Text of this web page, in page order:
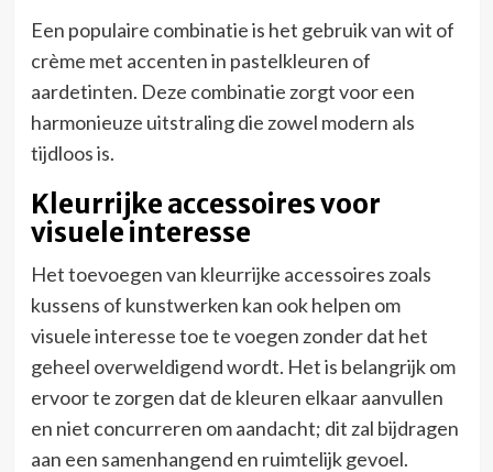
Een populaire combinatie is het gebruik van wit of
crème met accenten in pastelkleuren of
aardetinten. Deze combinatie zorgt voor een
harmonieuze uitstraling die zowel modern als
tijdloos is.
Kleurrijke accessoires voor
visuele interesse
Het toevoegen van kleurrijke accessoires zoals
kussens of kunstwerken kan ook helpen om
visuele interesse toe te voegen zonder dat het
geheel overweldigend wordt. Het is belangrijk om
ervoor te zorgen dat de kleuren elkaar aanvullen
en niet concurreren om aandacht; dit zal bijdragen
aan een samenhangend en ruimtelijk gevoel.